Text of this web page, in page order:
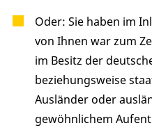
Oder: Sie haben im
von Ihnen war zum
im Besitz der
beziehungsweise
Ausländer oder
gewöhnlichem